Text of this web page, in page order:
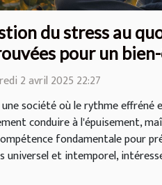
du stress au
pour un
2 avril 2025 22:27
une société où le rythme effréné
conduire à l'épuisement,
fondamentale pour
universel et intemporel,